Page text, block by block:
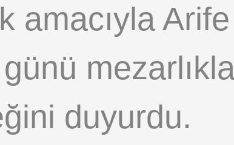
amacıyla
duyurdu.